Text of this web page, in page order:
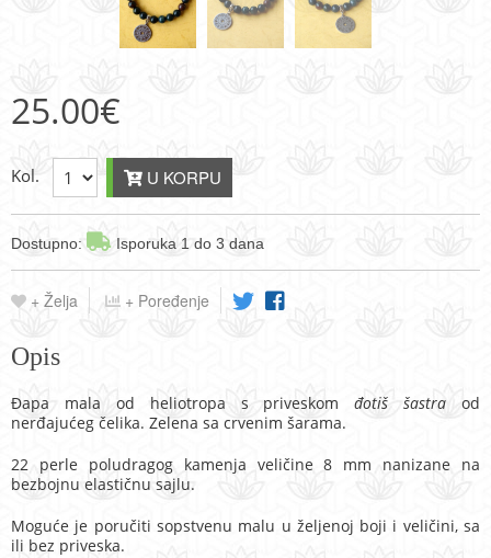
25.00€
Kol. U KORPU
Dostupno: Isporuka 1 do 3 dana
+ Želja + Poređenje
Opis
Đapa mala od heliotropa s priveskomđotiš šastra od
nerđajućeg čelika. Zelena sa crvenim šarama.
22 perle poludragog kamenja veličine 8 mm nanizane na
bezbojnu elastičnu sajlu.
Moguće je poručiti sopstvenu malu u željenoj boji i veličini, sa
ili bez priveska.